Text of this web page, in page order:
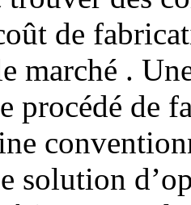
de
marché .
procédé de
solution